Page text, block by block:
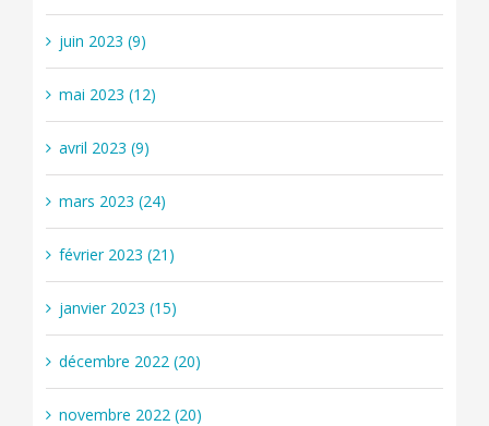
juin 2023 (9)
mai 2023 (12)
avril 2023 (9)
mars 2023 (24)
février 2023 (21)
janvier 2023 (15)
décembre 2022 (20)
novembre 2022 (20)